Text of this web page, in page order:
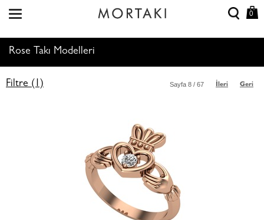
0
Rose Takı Modelleri
Filtre (1) Geri
İleri
Sayfa 8 / 67